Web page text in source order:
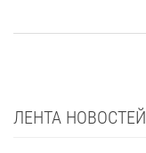
ЛЕНТА НОВОСТЕЙ